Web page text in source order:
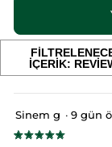
Kullananların
belirtti.*
Kullananların
28 Gün Sonra,
Kullananların
belirtti.**
*26 gönüllüde
**26 gönüllüde
memnuniyet
İÇERİK:
Aşağıdaki
düğmeye
aşağıdaki
içerik
güncellenir
★★★★★
★★★★★
Sinem g · 9 gün